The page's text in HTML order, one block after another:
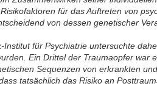
für das Auftreten von
von dessen genetischer
für Psychiatrie untersuchte
Ein Drittel der Traumaopfer
Sequenzen von erkrankten
tatsächlich das Risiko an